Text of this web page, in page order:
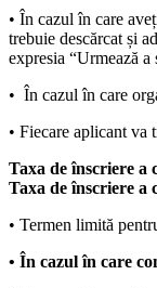
• În cazul în care
trebuie descărcat și
expresia “Urmează a
• În cazul în care
• Fiecare aplicant va
Taxa de înscriere a
Taxa de înscriere a
• Termen limită
• În cazul în care